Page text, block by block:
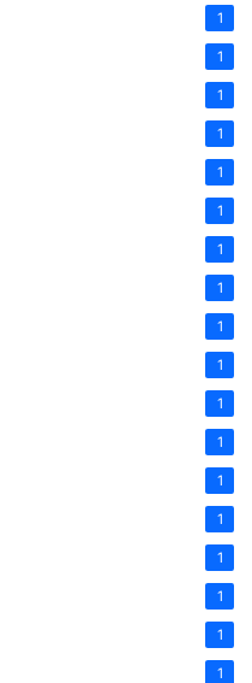
1
1
1
1
1
1
1
1
1
1
1
1
1
1
1
1
1
1